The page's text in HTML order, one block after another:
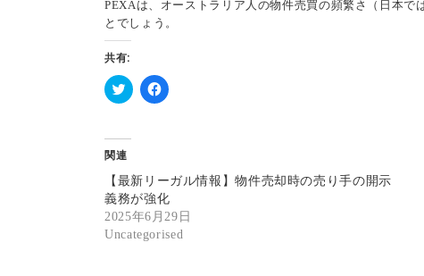
PEXAは、オーストラリア人の物件売買の頻繁さ（日本
とでしょう。
共有:
ク
ク
し
て
T
w
i
t
t
e
r
F
o
k
で
共
有
す
る
関連
【最新リーガル情報】物件売却時の売り手の開示
義務が強化
2025年6月29日
Uncategorised